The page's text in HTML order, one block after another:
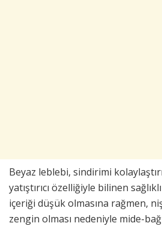
Beyaz leblebi, sindirimi
yatıştırıcı özelliğiyle bilinen
içeriği düşük olmasına rağmen,
zengin olması nedeniyle mide-